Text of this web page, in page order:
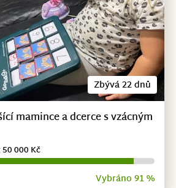
Zbývá 22 dnů
mamince a dcerce s vzácným
Vybráno 91 %
000 Kč